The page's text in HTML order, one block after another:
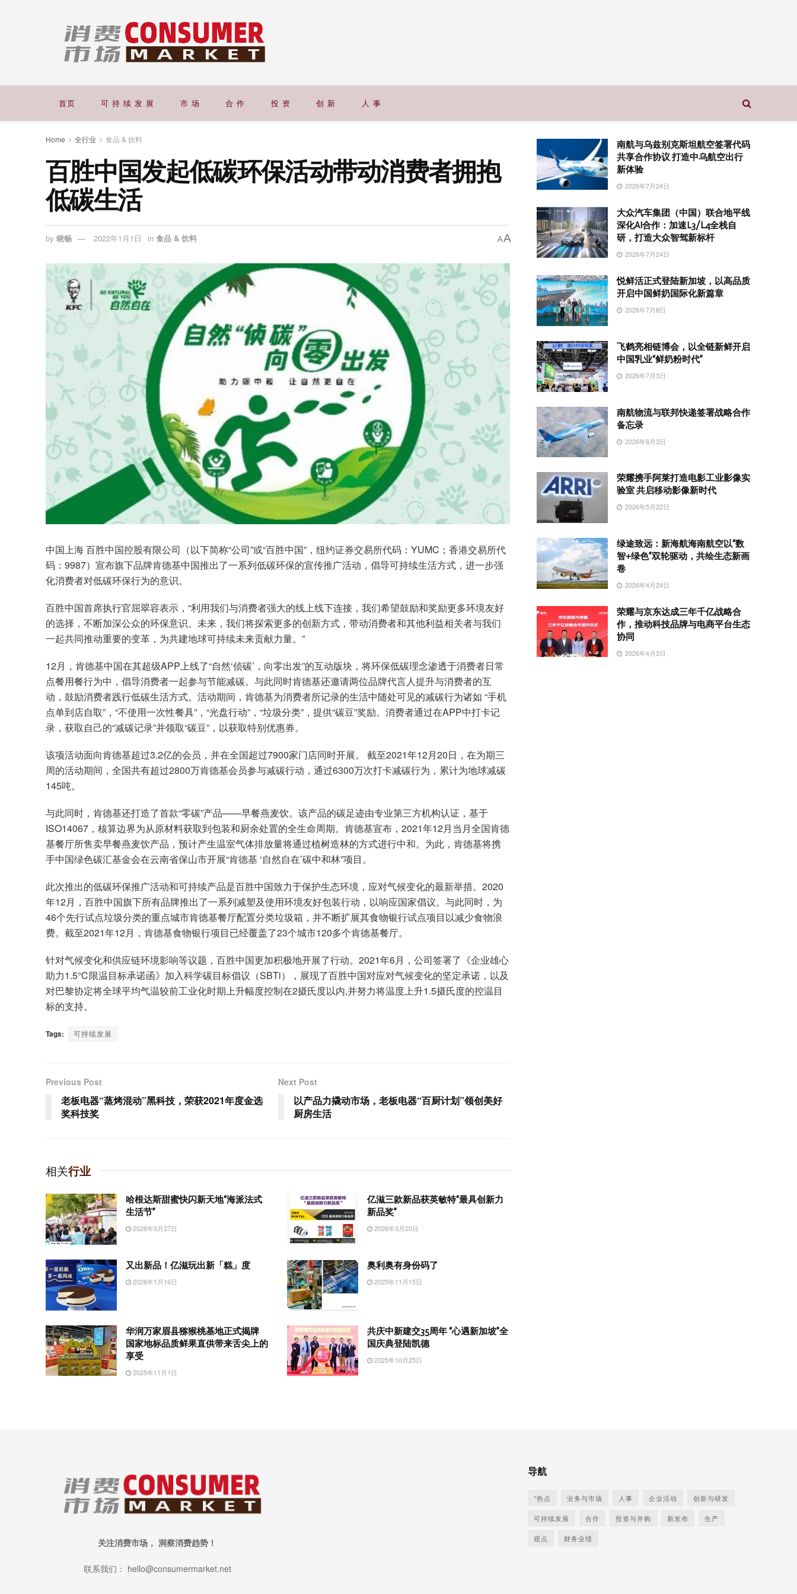
首页 可 持 续 发 展 市 场 合 作 投 资 创 新 人 事
Home 全行业 食品 & 饮料
百胜中国发起低碳环保活动带动消费者拥抱
低碳生活
by 晓畅 2022年1月1日 in 食品 & 饮料 AA
中国上海 百胜中国控股有限公司（以下简称“公司”或“百胜中国”，纽约证券交易所代码：YUMC；香港交易所代
码：9987）宣布旗下品牌肯德基中国推出了一系列低碳环保的宣传推广活动，倡导可持续生活方式，进一步强
化消费者对低碳环保行为的意识。
百胜中国首席执行官屈翠容表示，“利用我们与消费者强大的线上线下连接，我们希望鼓励和奖励更多环境友好
的选择，不断加深公众的环保意识。未来，我们将探索更多的创新方式，带动消费者和其他利益相关者与我们
一起共同推动重要的变革，为共建地球可持续未来贡献力量。”
12月，肯德基中国在其超级APP上线了“自然‘侦碳’，向零出发”的互动版块，将环保低碳理念渗透于消费者日常
点餐用餐行为中，倡导消费者一起参与节能减碳。与此同时肯德基还邀请两位品牌代言人提升与消费者的互
动，鼓励消费者践行低碳生活方式。活动期间，肯德基为消费者所记录的生活中随处可见的减碳行为诸如 “手机
点单到店自取”，“不使用一次性餐具”，“光盘行动”，“垃圾分类”，提供“碳豆”奖励。消费者通过在APP中打卡记
录，获取自己的“减碳记录”并领取“碳豆”，以获取特别优惠券。
该项活动面向肯德基超过3.2亿的会员，并在全国超过7900家门店同时开展。 截至2021年12月20日，在为期三
周的活动期间，全国共有超过2800万肯德基会员参与减碳行动，通过6300万次打卡减碳行为，累计为地球减碳
145吨。
与此同时，肯德基还打造了首款“零碳”产品——早餐燕麦饮。该产品的碳足迹由专业第三方机构认证，基于
ISO14067，核算边界为从原材料获取到包装和厨余处置的全生命周期。肯德基宣布，2021年12月当月全国肯德
基餐厅所售卖早餐燕麦饮产品，预计产生温室气体排放量将通过植树造林的方式进行中和。为此，肯德基将携
手中国绿色碳汇基金会在云南省保山市开展“肯德基 ‘自然自在’碳中和林”项目。
此次推出的低碳环保推广活动和可持续产品是百胜中国致力于保护生态环境，应对气候变化的最新举措。2020
年12月，百胜中国旗下所有品牌推出了一系列减塑及使用环境友好包装行动，以响应国家倡议。与此同时，为
46个先行试点垃圾分类的重点城市肯德基餐厅配置分类垃圾箱，并不断扩展其食物银行试点项目以减少食物浪
费。截至2021年12月，肯德基食物银行项目已经覆盖了23个城市120多个肯德基餐厅。
针对气候变化和供应链环境影响等议题，百胜中国更加积极地开展了行动。2021年6月，公司签署了《企业雄心
助力1.5℃限温目标承诺函》加入科学碳目标倡议（SBTi），展现了百胜中国对应对气候变化的坚定承诺，以及
对巴黎协定将全球平均气温较前工业化时期上升幅度控制在2摄氏度以内,并努力将温度上升1.5摄氏度的控温目
标的支持。
Tags: 可持续发展
Previous Post
老板电器“蒸烤混动”黑科技，荣获2021年度金选
奖科技奖
Next Post
以产品力撬动市场，老板电器“百厨计划”领创美好
厨房生活
相关行业
哈根达斯甜蜜快闪新天地“海派法式
生活节”
2026年3月27日
亿滋三款新品获英敏特“最具创新力
新品奖”
2026年3月20日
又出新品！亿滋玩出新「糕」度
2026年1月16日
奥利奥有身份码了
2025年11月15日
华润万家眉县猕猴桃基地正式揭牌
国家地标品质鲜果直供带来舌尖上的
享受
2025年11月1日
共庆中新建交35周年 “心遇新加坡”全
国庆典登陆凯德
2025年10月25日
南航与乌兹别克斯坦航空签署代码
共享合作协议 打造中乌航空出行
新体验
2026年7月24日
大众汽车集团（中国）联合地平线
深化AI合作：加速L3/L4全栈自
研，打造大众智驾新标杆
2026年7月24日
悦鲜活正式登陆新加坡，以高品质
开启中国鲜奶国际化新篇章
2026年7月8日
飞鹤亮相链博会，以全链新鲜开启
中国乳业“鲜奶粉时代”
2026年7月3日
南航物流与联邦快递签署战略合作
备忘录
2026年6月3日
荣耀携手阿莱打造电影工业影像实
验室 共启移动影像新时代
2026年5月22日
绿途致远：新海航海南航空以“数
智+绿色”双轮驱动，共绘生态新画
卷
2026年4月24日
荣耀与京东达成三年千亿战略合
作，推动科技品牌与电商平台生态
协同
2026年4月3日
关注消费市场， 洞察消费趋势！
联系我们： hello@consumermarket.net
导航
*热点 业务与市场 人事 企业活动 创新与研发
可持续发展 合作 投资与并购 新发布 生产
观点 财务业绩